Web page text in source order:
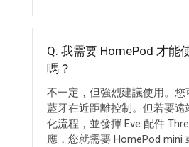
Q: 我需要 HomePod 才能
嗎？
不一定，但強烈建議使用。您
藍牙在近距離控制。但若要遠
化流程，並發揮 Eve 配件
應，您就需要 HomePod mini